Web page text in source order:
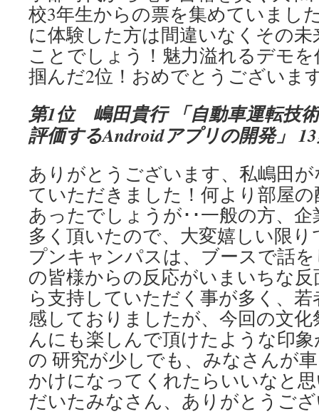
校3年生からの票を集めていまし
に体験した方は間違いなくその
ことでしょう！魅力溢れるデモ
掴んだ2位！おめでとうございま
第1位 嶋田貴行 「自動車運転技
評価するAndroidアプリの開発」
ありがとうございます、私嶋田
ていただきました！何より部屋
あったでしょうが･･一般の方、
多く頂いたので、大変嬉しい限
プンキャンパスは、ブースで話
の皆様からの反応がいまいちな
ら支持していただく事が多く、
感しておりましたが、今回の文
んにも楽しんで頂けたような印
の 研究が少しでも、みなさんが
かけになってくれたらいいなと
だいたみなさん、ありがとうご